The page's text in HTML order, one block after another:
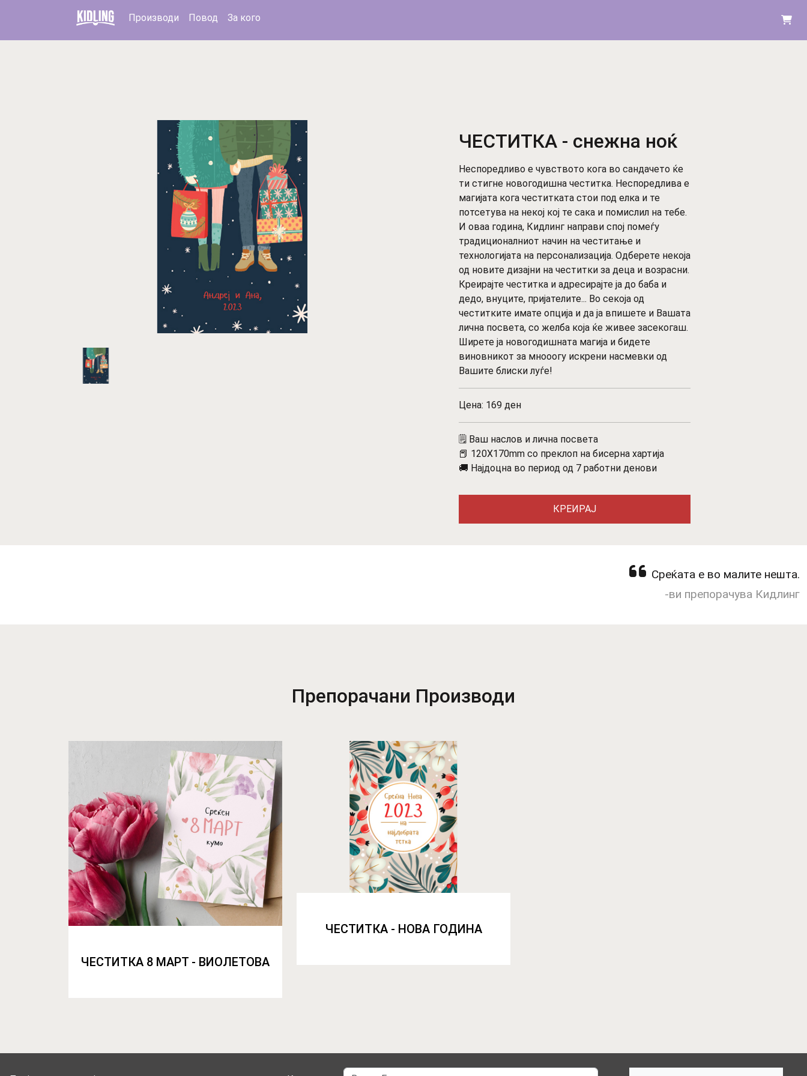
Производи Повод За кого
ЧЕСТИТКА - снежна ноќ
Неспоредливо е чувството кога во сандачето ќе
ти стигне новогодишна честитка. Неспоредлива е
магијата кога честитката стои под елка и те
потсетува на некој кој те сака и помислил на тебе.
И оваа година, Кидлинг направи спој помеѓу
традиционалниот начин на честитање и
технологијата на персонализација. Одберете некоја
од новите дизајни на честитки за деца и возрасни.
Креирајте честитка и адресирајте ја до баба и
дедо, внуците, пријателите... Во секоја од
честитките имате опција и да ја впишете и Вашата
лична посвета, со желба која ќе живее засекогаш.
Ширете ја новогодишната магија и бидете
виновникот за мнооогу искрени насмевки од
Вашите блиски луѓе!
Цена: 169 ден
🗒️ Ваш наслов и лична посвета
📕 120X170mm со преклоп на бисерна хартија
🚚 Најдоцна во период од 7 работни денови
КРЕИРАЈ
Среќата е во малите нешта.
-ви препорачува Кидлинг
Препорачани Производи
ЧЕСТИТКА 8 МАРТ - ВИОЛЕТОВА
ЧЕСТИТКА - НОВА ГОДИНА